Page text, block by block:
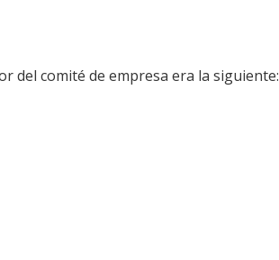
del comité de empresa era la siguiente: